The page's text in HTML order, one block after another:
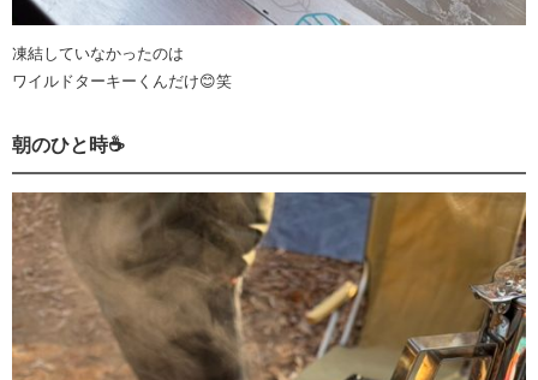
凍結していなかったのは
ワイルドターキーくんだけ😊笑
朝のひと時☕️